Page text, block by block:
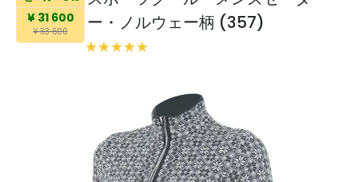
¥ 31 600
¥ 33 600
ー・ノルウェー柄 (357)